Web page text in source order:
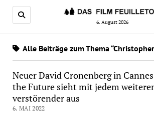
6. August 2026
Alle Beiträge zum Thema
Neuer David Cronenberg in
the Future sieht mit jedem
verstörender aus
6. MAI 2022